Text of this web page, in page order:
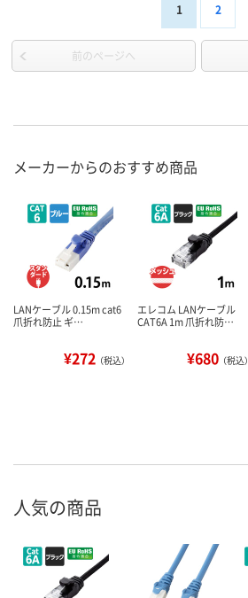
1 2
前のページへ
メーカーからのおすすめ商品
LANケーブル 0.15m cat6
爪折れ防止 ギ…
¥272 （税込）
エレコム LANケーブル
CAT6A 1m 爪折れ防…
¥680 （税込）
人気の商品